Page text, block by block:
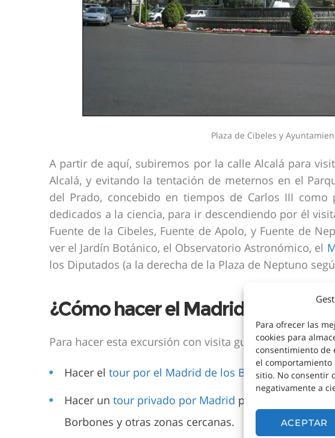
Para ofrecer las
cookies para
consentimiento de
el comportamiento
sitio. No consentir
negativamente a
ACEPTAR
Plaza de Cibeles y
A partir de aquí, subiremos por la calle Alcalá para
Alcalá, y evitando la tentación de meternos en el
del Prado, concebido en tiempos de Carlos III como
dedicados a la ciencia, para ir descendiendo por él
Fuente de la Cibeles, Fuente de Apolo, y Fuente de
ver el Jardín Botánico, el Observatorio Astronómico, el
los Diputados (a la derecha de la Plaza de Neptuno
¿Cómo hacer el Madrid de los
Para hacer esta excursión con visita guiada, te
Hacer el tour por el Madrid de los Borbones, que
Hacer un tour privado por Madrid para vuestro
Borbones y otras zonas cercanas.